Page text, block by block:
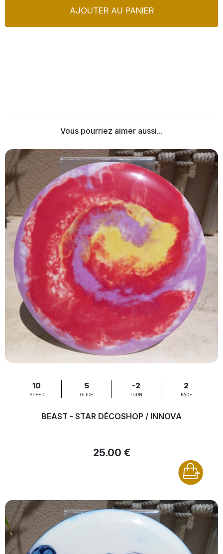
AJOUTER AU PANIER
Vous pourriez aimer aussi...
10
SPEED
5
GLIDE
-2
TURN
2
FADE
BEAST - STAR DÉCOSHOP / INNOVA
25.00 €